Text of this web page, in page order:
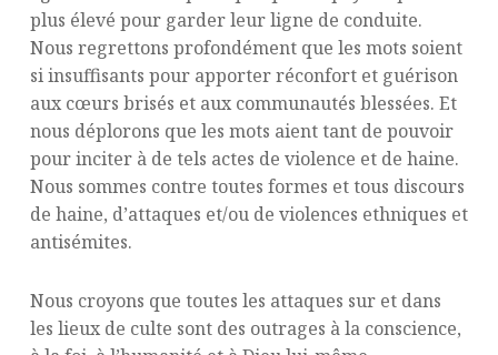
plus élevé pour garder leur ligne de conduite.
Nous regrettons profondément que les mots soient
si insuffisants pour apporter réconfort et guérison
aux cœurs brisés et aux communautés blessées. Et
nous déplorons que les mots aient tant de pouvoir
pour inciter à de tels actes de violence et de haine.
Nous sommes contre toutes formes et tous discours
de haine, d’attaques et/ou de violences ethniques et
antisémites.
Nous croyons que toutes les attaques sur et dans
les lieux de culte sont des outrages à la conscience,